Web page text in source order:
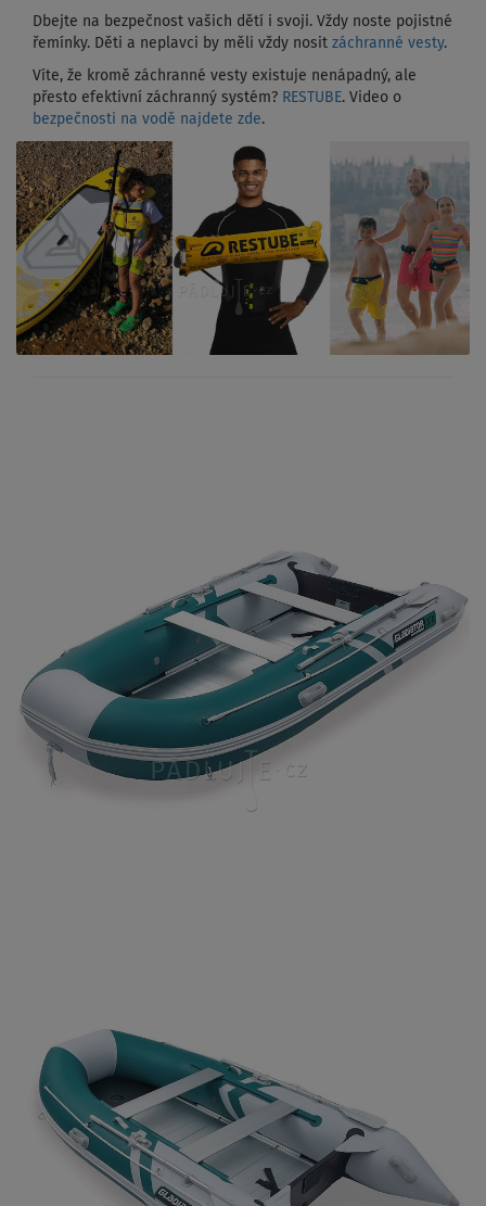
Dbejte na bezpečnost vašich dětí i svoji. Vždy noste pojistné
řemínky. Děti a neplavci by měli vždy nosit záchranné vesty.
Víte, že kromě záchranné vesty existuje nenápadný, ale
přesto efektivní záchranný systém? RESTUBE. Video o
bezpečnosti na vodě najdete zde.